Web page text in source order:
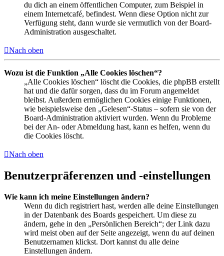
du dich an einem öffentlichen Computer, zum Beispiel in
einem Internetcafé, befindest. Wenn diese Option nicht zur
Verfügung steht, dann wurde sie vermutlich von der Board-
Administration ausgeschaltet.
Nach oben
Wozu ist die Funktion „Alle Cookies löschen“?
„Alle Cookies löschen“ löscht die Cookies, die phpBB erstellt
hat und die dafür sorgen, dass du im Forum angemeldet
bleibst. Außerdem ermöglichen Cookies einige Funktionen,
wie beispielsweise den „Gelesen“-Status – sofern sie von der
Board-Administration aktiviert wurden. Wenn du Probleme
bei der An- oder Abmeldung hast, kann es helfen, wenn du
die Cookies löscht.
Nach oben
Benutzerpräferenzen und -einstellungen
Wie kann ich meine Einstellungen ändern?
Wenn du dich registriert hast, werden alle deine Einstellungen
in der Datenbank des Boards gespeichert. Um diese zu
ändern, gehe in den „Persönlichen Bereich“; der Link dazu
wird meist oben auf der Seite angezeigt, wenn du auf deinen
Benutzernamen klickst. Dort kannst du alle deine
Einstellungen ändern.